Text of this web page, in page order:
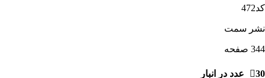
کد472
نشر سمت
344 صفحه
30 عدد در انبار